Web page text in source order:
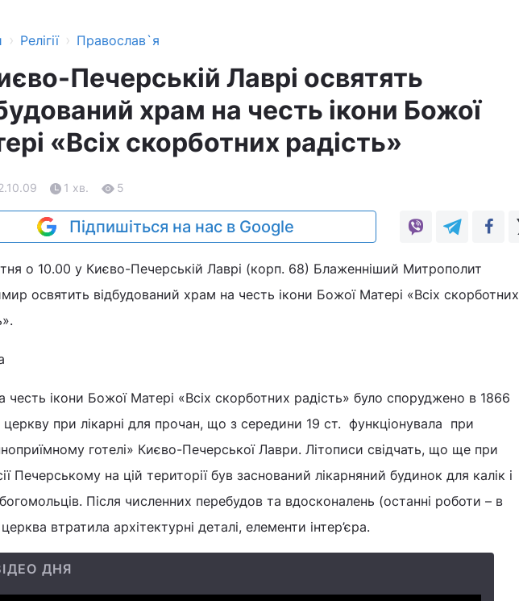
› Релігії › Православ`я
Печерській Лаврі освятять
храм на честь ікони Божої
«Всіх скорботних радість»
1 хв. 5
Підпишіться на нас в Google
о 10.00 у Києво-Печерській Лаврі (корп. 68) Блаженніший Митрополит
освятить відбудований храм на честь ікони Божої Матері «Всіх скорботних
честь ікони Божої Матері «Всіх скорботних радість» було споруджено в 1866
церкву при лікарні для прочан, що з середини 19 ст. функціонувала при
готелі» Києво-Печерської Лаври. Літописи свідчать, що ще при
Печерському на цій території був заснований лікарняний будинок для калік і
Після численних перебудов та вдосконалень (останні роботи – в
втратила архітектурні деталі, елементи інтер’єра.
ДНЯ